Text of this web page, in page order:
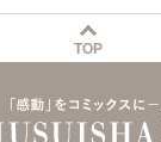
TOP